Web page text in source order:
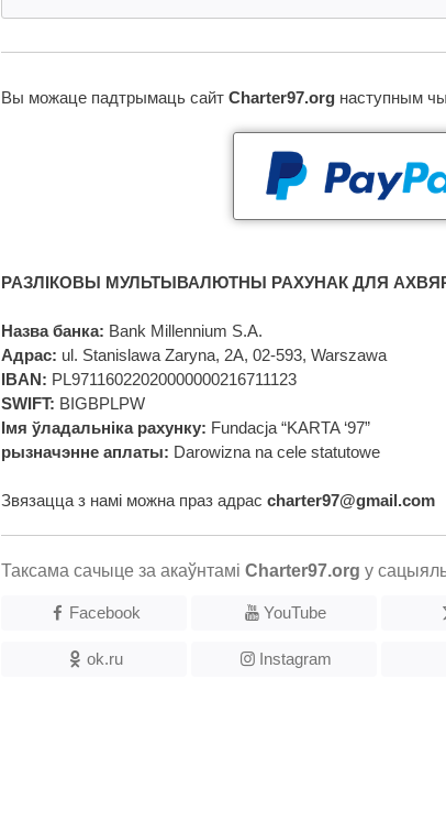
Вы можаце падтрымаць сайт Charter97.org наступным
РАЗЛІКОВЫ МУЛЬТЫВАЛЮТНЫ РАХУНАК ДЛЯ
Назва банка: Bank Millennium S.A.
Адрас: ul. Stanislawa Zaryna, 2A, 02-593, Warszawa
IBAN: PL97116022020000000216711123
SWIFT: BIGBPLPW
Імя ўладальніка рахунку: Fundacja “KARTA ‘97”
рызначэнне аплаты: Darowizna na cele statutowe
Звязацца з намі можна праз адрас charter97@gmail.com
Таксама сачыце за акаўнтамі Charter97.org у
Facebook YouTube
ok.ru Instagram